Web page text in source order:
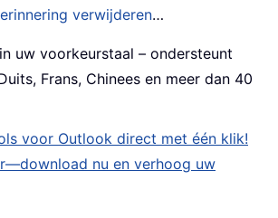
verwijderen…
uw voorkeurstaal – ondersteunt
Frans, Chinees en meer dan 40
voor Outlook direct met één klik!
nu en verhoog uw